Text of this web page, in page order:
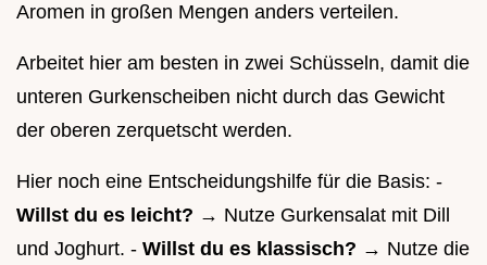
Aromen in großen Mengen anders verteilen.
Arbeitet hier am besten in zwei Schüsseln, damit die
unteren Gurkenscheiben nicht durch das Gewicht
der oberen zerquetscht werden.
Hier noch eine Entscheidungshilfe für die Basis: -
Willst du es leicht? → Nutze Gurkensalat mit Dill
und Joghurt. - Willst du es klassisch? → Nutze die